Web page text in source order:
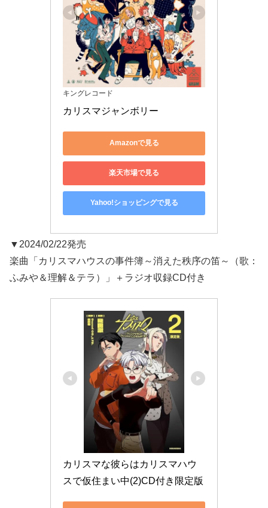
キングレコード
カリスマジャンボリー
Amazonで見る
楽天市場で見る
Yahoo!ショッピングで見る
▼2024/02/22発売
楽曲「カリスマハウスの事件簿～消えた秩序の笛～（歌：
ふみや＆理解＆テラ）」＋ラジオ収録CD付き
カリスマな彼らはカリスマハウ
スで仮住まい中(2)CD付き限定版